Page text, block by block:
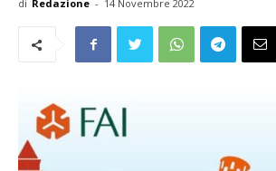
di Redazione - 14 Novembre 2022